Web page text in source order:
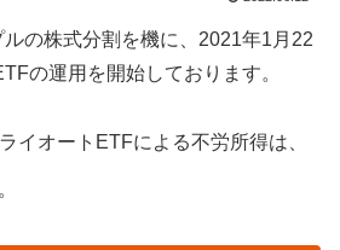
の株式分割を機に、2021年1月22
の運用を開始しております。
イオートETFによる不労所得は、